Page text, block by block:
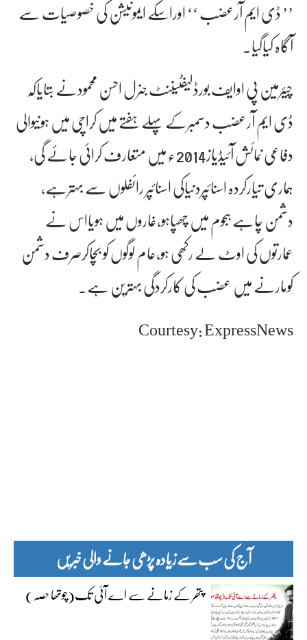
’’ ڈی ایم آرعضب ‘‘ اوراسکے ایمونیشن کی خصوصیات سے
آگاہ کیاگیا۔
چیئرمین پی اوایف بورڈلیفٹیننٹ جنرل احسن محمودنے بتایاکہ
ڈی ایم آرعضب دسمبرکے پہلے ہفتے میں کراچی میں ہونیوالی
دفاعی نمائش آئیڈیاز2014ء میں متعارف کرائی جائے گی،
ہماری تیارکردہ اسنائپردنیاکی اسنائپر رائفلوں سے بہترہے،
دشمن چاہے ہجوم میں چھپاہو،غاروں میں ہویااس نے
عمارتوں کی اوٹ لے رکھی ہو،عام لوگوں کو بچاکرصرف دشمن
کومارنے میں عضب کی کارکردگی بہترین ہے۔
Courtesy: ExpressNews
آج کی سب سے زیادہ پڑھی جانے والی خبریں
پتھر کے زمانے سے اے آئی تک(چوتھا حصہ)